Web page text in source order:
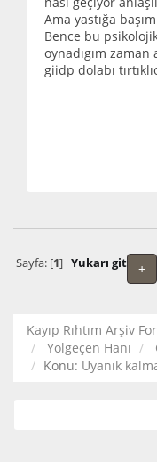
Ama yastığa
Bence bu
oynadıgım zaman
giidp dolabı
+
Sayfa: [1] Yukarı git
Kayıp Rıhtım Arşiv
Yolgeçen Hanı
Konu: Uyanık